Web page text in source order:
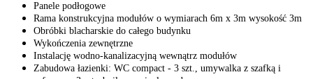
Panele podłogowe
Rama konstrukcyjna modułów o wymiarach 6m x 3m wysokość 3m
Obróbki blacharskie do całego budynku
Wykończenia zewnętrzne
Instalację wodno-kanalizacyjną wewnątrz modułów
Zabudowa łazienki: WC compact - 3 szt., umywalka z szafką i